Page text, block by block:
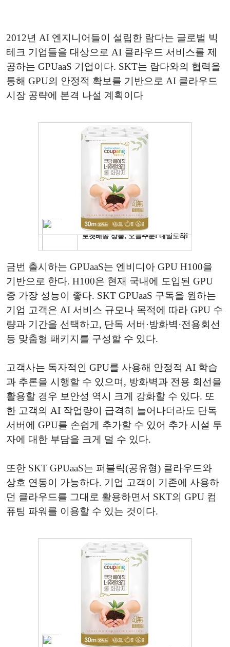
2012년 AI 엔지니어들이 설립한 람다는 글로벌 빅
테크 기업들을 대상으로 AI 클라우드 서비스를 제
공하는 GPUaaS 기업이다. SKT는 람다와의 협력을
통해 GPU의 안정적 확보를 기반으로 AI 클라우드
시장 공략에 본격 나설 계획이다
금번 출시하는 GPUaaS는 엔비디아 GPU H100을
기반으로 한다. H100은 현재 국내에 도입된 GPU
중 가장 성능이 좋다. SKT GPUaaS 구독을 원하는
기업 고객은 AI 서비스 규모나 목적에 따라 GPU 수
량과 기간을 선택하고, 단독 서버·방화벽·전용회선
등 맞춤형 패키지를 구성할 수 있다.
고객사는 독자적인 GPU를 사용해 안정적 AI 학습
과 추론을 시행할 수 있으며, 방화벽과 전용 회선을
활용할 경우 보안성 역시 크게 강화할 수 있다. 또
한 고객의 AI 작업량이 급격히 늘어나더라도 단독
서버에 GPU를 손쉽게 추가할 수 있어 추가 시설 투
자에 대한 부담을 크게 덜 수 있다.
또한 SKT GPUaaS는 퍼블릭(공유형) 클라우드와
상호 연동이 가능하다. 기업 고객이 기존에 사용하
던 클라우드를 그대로 활용하면서 SKT의 GPU 컴
퓨팅 파워를 이용할 수 있는 것이다.